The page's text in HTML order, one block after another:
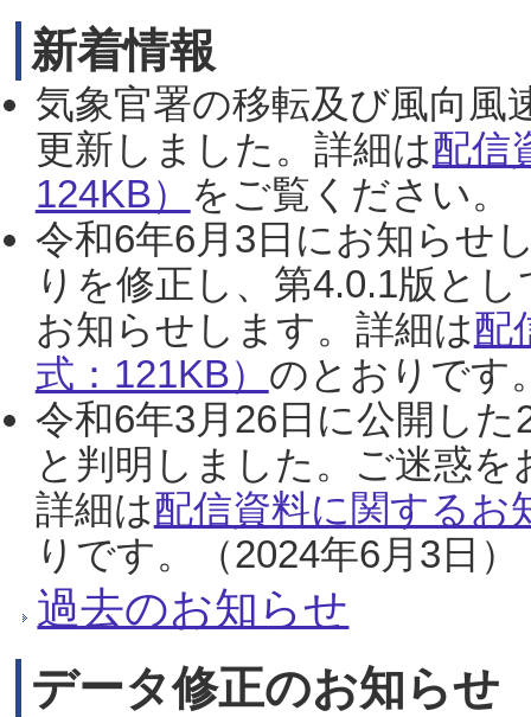
新着情報
気象官署の移転及び風向風
更新しました。詳細は配信
124KB） をご覧ください。
令和6年6月3日にお知らせ
りを修正し、第4.0.1版と
お知らせします。詳細は配
式：121KB） のとおりです
令和6年3月26日に公開し
と判明しました。ご迷惑
詳細は配信資料に関するお
りです。（2024年6月3日）
過去のお知らせ
データ修正のお知らせ